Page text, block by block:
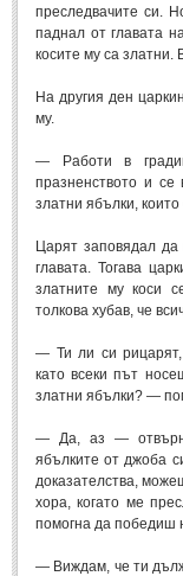
преследвачите си.
паднал от главата
косите му са
На другия ден
му.
— Работи в
празненството и
златни ябълки,
Царят заповядал
главата. Тогава
златните му коси
толкова хубав, че
— Ти ли си рицарят,
като всеки път
златни ябълки? —
— Да, аз —
ябълките от джоба
доказателства,
хора, когато ме
помогна да победиш
— Виждам, че ти